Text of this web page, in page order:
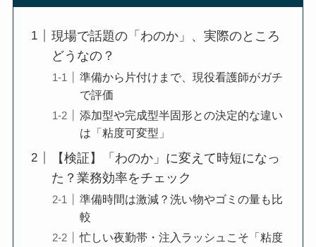
現場で話題の「わのか」、実際のところ
どうなの？
準備から片付けまで、現役看護師がガチ
で評価
添加型や完成型半固形との決定的な違い
は「粘度可変型」
【検証】「わのか」に変えて時短になっ
た？業務効率をチェック
準備時間は激減？洗い物やゴミの量も比
較
忙しい夜勤帯・注入ラッシュこそ「粘度